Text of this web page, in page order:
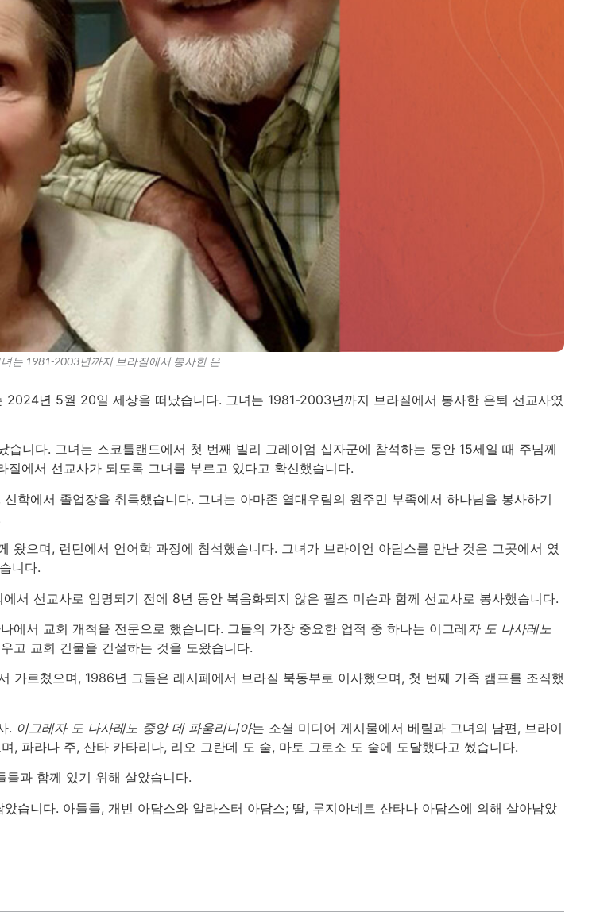
는 1981-2003년까지 브라질에서 봉사한 은
년 5월 20일 세상을 떠났습니다. 그녀는 1981-2003년까지 브라질에서 봉사한 은퇴 선교사였
습니다. 그녀는 스코틀랜드에서 첫 번째 빌리 그레이엄 십자군에 참석하는 동안 15세일 때 주님께
에서 선교사가 되도록 그녀를 부르고 있다고 확신했습니다.
학에서 졸업장을 취득했습니다. 그녀는 아마존 열대우림의 원주민 부족에서 하나님을 봉사하기
왔으며, 런던에서 언어학 과정에 참석했습니다. 그녀가 브라이언 아담스를 만난 것은 그곳에서 였
니다.
서 선교사로 임명되기 전에 8년 동안 복음화되지 않은 필즈 미슨과 함께 선교사로 봉사했습니다.
에서 교회 개척을 전문으로 했습니다. 그들의 가장 중요한 업적 중 하나는 이그레자 도 나사레노
고 교회 건물을 건설하는 것을 도왔습니다.
가르쳤으며, 1986년 그들은 레시페에서 브라질 북동부로 이사했으며, 첫 번째 가족 캠프를 조직했
. 이그레자 도 나사레노 중앙 데 파울리니아는 소셜 미디어 게시물에서 베릴과 그녀의 남편, 브라이
, 파라나 주, 산타 카타리나, 리오 그란데 도 술, 마토 그로소 도 술에 도달했다고 썼습니다.
과 함께 있기 위해 살았습니다.
습니다. 아들들, 개빈 아담스와 알라스터 아담스; 딸, 루지아네트 산타나 아담스에 의해 살아남았